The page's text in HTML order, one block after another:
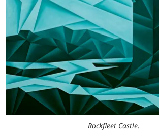
Rockfleet Castle.